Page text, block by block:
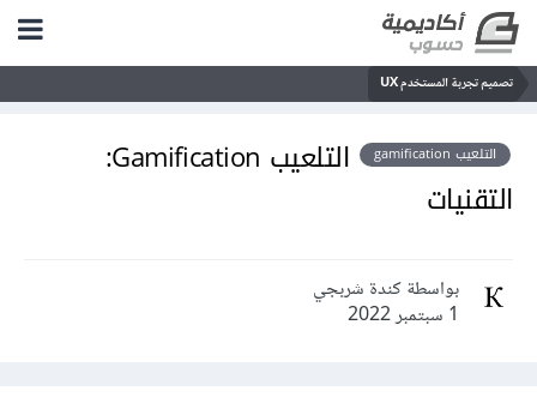
تصميم تجربة المستخدم UX
التلعيب gamification
التلعيب Gamification:
التقنيات
بواسطة كندة شربجي
1 سبتمبر 2022